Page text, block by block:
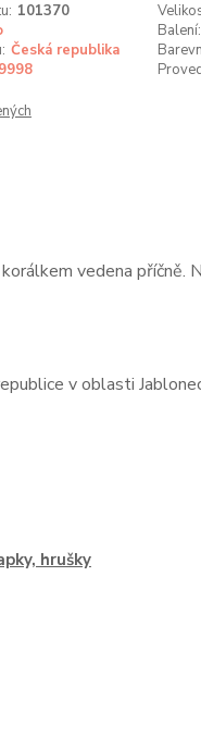
101370
Balení:
Česká republika
vedena příčně.
v oblasti
hrušky